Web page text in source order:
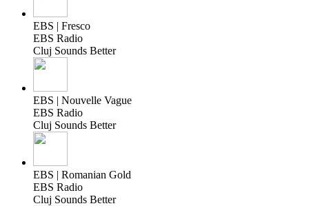
EBS | Fresco
EBS Radio
Cluj Sounds Better
EBS | Nouvelle Vague
EBS Radio
Cluj Sounds Better
EBS | Romanian Gold
EBS Radio
Cluj Sounds Better